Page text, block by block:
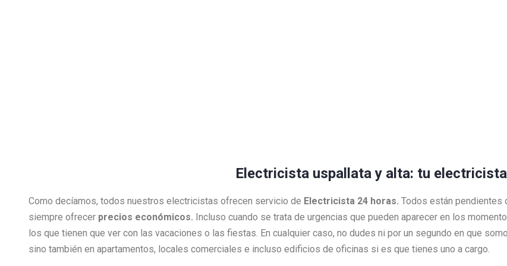
Electricista uspallata y alta: tu
Como decíamos, todos nuestros electricistas ofrecen servicio de Electricista 24 horas. Todos están pendientes
siempre ofrecer precios económicos. Incluso cuando se trata de urgencias que pueden aparecer en los
los que tienen que ver con las vacaciones o las fiestas. En cualquier caso, no dudes ni por un segundo en que
sino también en apartamentos, locales comerciales e incluso edificios de oficinas si es que tienes uno a cargo.